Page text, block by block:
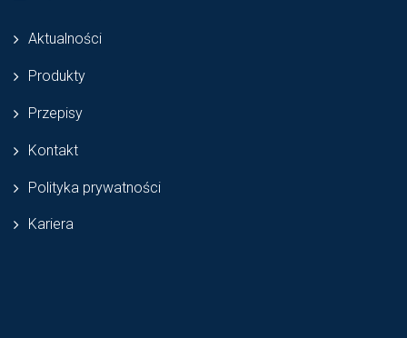
Aktualności
Produkty
Przepisy
Kontakt
Polityka prywatności
Kariera